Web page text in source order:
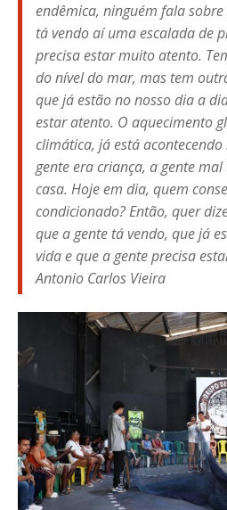
endêmica, ninguém fala sobre
tá vendo aí uma escalada de
precisa estar muito atento.
do nível do mar, mas tem
que já estão no nosso dia a
estar atento. O aquecimento
climática, já está
gente era criança, a gente
casa. Hoje em dia, quem
condicionado? Então, quer
que a gente tá vendo, que já
vida e que a gente precisa
Antonio Carlos Vieira